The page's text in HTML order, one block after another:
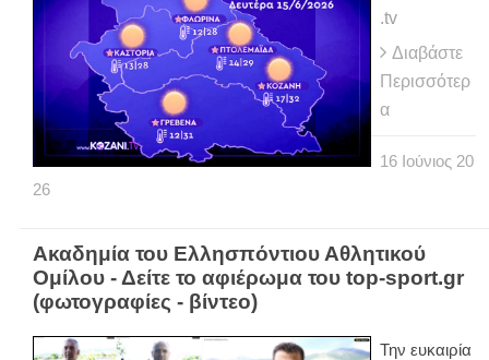
.tv
Διαβάστε
Περισσότερ
α
16 Ιούνιος 20
26
Ακαδημία του Ελλησπόντιου Αθλητικού
Ομίλου - Δείτε το αφιέρωμα του top-sport.gr
(φωτογραφίες - βίντεο)
Την ευκαιρία